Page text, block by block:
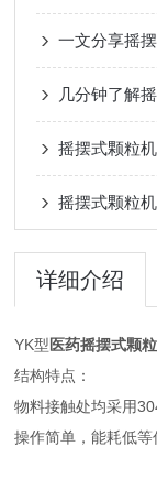
一文分享摇
几分钟了解
摇摆式颗粒
摇摆式颗粒
详细介绍
YK型医药摇摆式颗
结构特点：
物料接触处均采用
操作简单，能耗低等